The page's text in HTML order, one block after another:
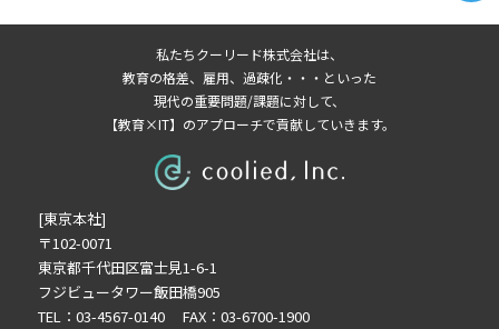
2025年8月の記事一覧(1)
2025年6月の記事一覧(1)
2025年4月の記事一覧(1)
2025年3月の記事一覧(1)
2025年2月の記事一覧(1)
2024年9月の記事一覧(1)
2024年6月の記事一覧(1)
2024年5月の記事一覧(2)
2024年3月の記事一覧(2)
私たちクーリード株式会社は、
教育の格差、雇用、過疎化・・・といった
現代の重要問題/課題に対して、
【教育×IT】のアプローチで貢献していきます。
[東京本社]
〒102-0071
東京都千代田区富士見1-6-1
フジビュータワー飯田橋905
TEL：03-4567-0140 FAX：03-6700-1900